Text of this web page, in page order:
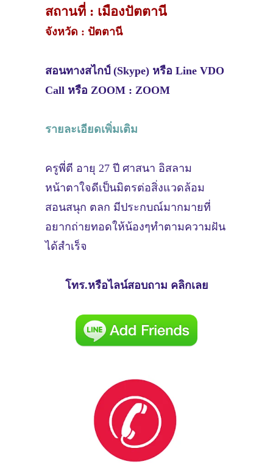
สถานที่ : เมืองปัตตานี
จังหวัด : ปัตตานี
สอนทางสไกป์ (Skype) หรือ Line VDO
Call หรือ ZOOM : ZOOM
รายละเอียดเพิ่มเติม
ครูพี่ตี อายุ 27 ปี ศาสนา อิสลาม
หน้าตาใจดีเป็นมิตรต่อสิ่งแวดล้อม
สอนสนุก ตลก มีประกบณ์มากมายที่
อยากถ่ายทอดให้น้องๆทำตามความฝัน
ได้สำเร็จ
โทร.หรือไลน์สอบถาม คลิกเลย